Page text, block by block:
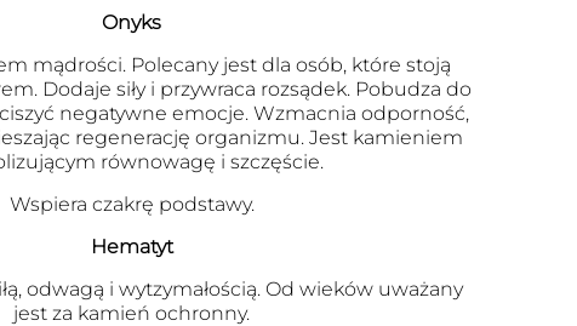
Onyks
mądrości. Polecany jest dla osób, które stoją
Dodaje siły i przywraca rozsądek. Pobudza do
negatywne emocje. Wzmacnia odporność,
regenerację organizmu. Jest kamieniem
równowagę i szczęście.
Wspiera czakrę podstawy.
Hematyt
odwagą i wytzymałością. Od wieków uważany
jest za kamień ochronny.